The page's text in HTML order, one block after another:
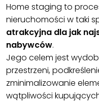
Home staging to
nieruchomości w taki
atrakcyjna dla jak
nabywców.
Jego celem jest
przestrzeni,
zminimalizowanie
wątpliwości